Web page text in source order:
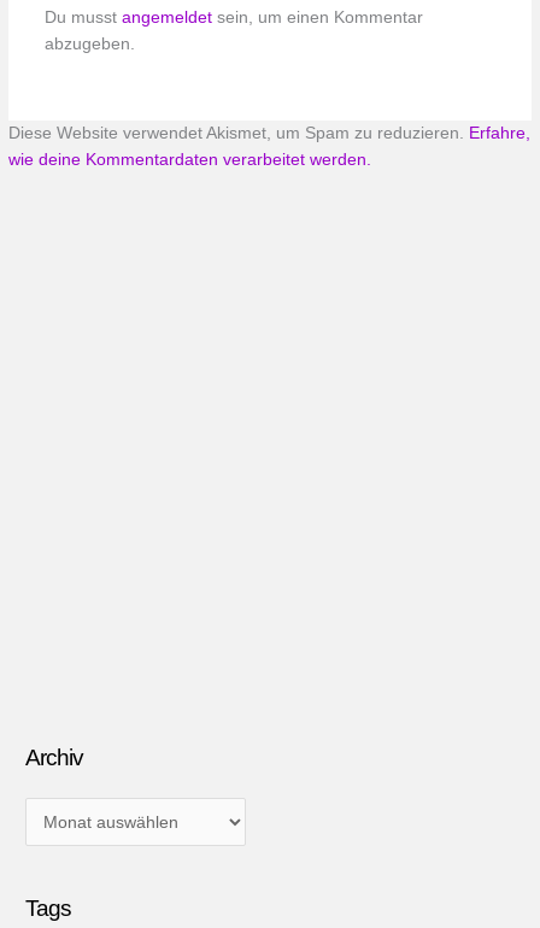
Du musst angemeldetsein, um einen Kommentar
abzugeben.
Diese Website verwendet Akismet, um Spam zu reduzieren. Erfahre,
wie deine Kommentardaten verarbeitet werden.
Archiv
r
Tags